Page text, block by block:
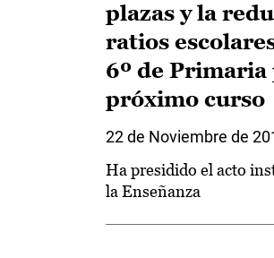
plazas y la
ratios
6º de Primaria
próximo curso
22 de Noviembre de
Ha presidido el acto
la Enseñanza